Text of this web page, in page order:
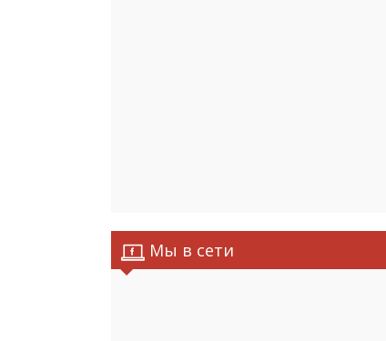
Мы в сети